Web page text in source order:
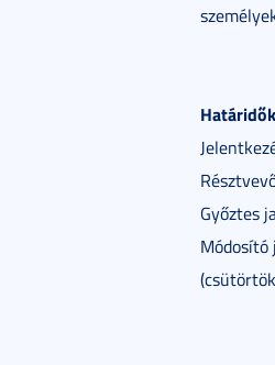
Győztes
Módosító